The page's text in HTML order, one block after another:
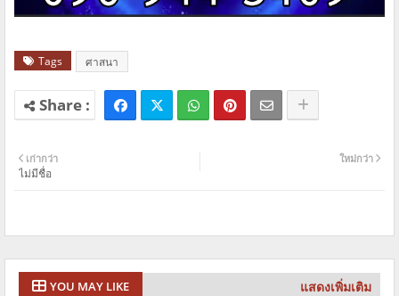
Tags ศาสนา
ใหม่กว่า
เก่ากว่า
ไม่มีชื่อ
YOU MAY LIKE แสดงเพิ่มเติม